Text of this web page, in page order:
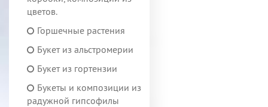
цветов.
Горшечные растения
Букет из альстромерии
Букет из гортензии
Букеты и композиции из
радужной гипсофилы